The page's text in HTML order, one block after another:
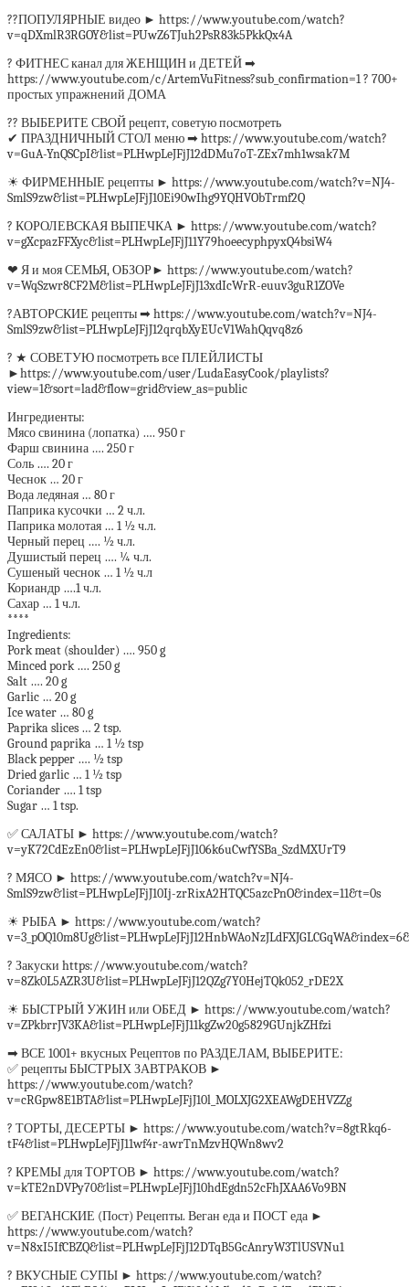
??ПОПУЛЯРНЫЕ видео ► https://www.youtube.com/watch?
v=qDXmlR3RGOY&list=PUwZ6TJuh2PsR83k5PkkQx4A
? ФИТНЕС канал для ЖЕНЩИН и ДЕТЕЙ ➡
https://www.youtube.com/c/ArtemVuFitness?sub_confirmation=1 ? 700+
простых упражнений ДОМА
?? ВЫБЕРИТЕ СВОЙ рецепт, советую посмотреть
✔ ПРАЗДНИЧНЫЙ СТОЛ меню ➡ https://www.youtube.com/watch?
v=GuA-YnQSCpI&list=PLHwpLeJFjJ12dDMu7oT-ZEx7mh1wsak7M
☀ ФИРМЕННЫЕ рецепты ► https://www.youtube.com/watch?v=NJ4-
SmlS9zw&list=PLHwpLeJFjJ10Ei90wIhg9YQHVObTrmf2Q
? КОРОЛЕВСКАЯ ВЫПЕЧКА ► https://www.youtube.com/watch?
v=gXcpazFFXyc&list=PLHwpLeJFjJ11Y79hoeecyphpyxQ4bsiW4
❤ Я и моя СЕМЬЯ, ОБЗОР► https://www.youtube.com/watch?
v=WqSzwr8CF2M&list=PLHwpLeJFjJ13xdIcWrR-euuv3guR1ZOVe
?АВТОРСКИЕ рецепты ➡ https://www.youtube.com/watch?v=NJ4-
SmlS9zw&list=PLHwpLeJFjJ12qrqbXyEUcV1WahQqvq8z6
? ★ СОВЕТУЮ посмотреть все ПЛЕЙЛИСТЫ
►https://www.youtube.com/user/LudaEasyCook/playlists?
view=1&sort=lad&flow=grid&view_as=public
Ингредиенты:
Мясо свинина (лопатка) …. 950 г
Фарш свинина …. 250 г
Соль …. 20 г
Чеснок … 20 г
Вода ледяная … 80 г
Паприка кусочки … 2 ч.л.
Паприка молотая … 1 ½ ч.л.
Черный перец …. ½ ч.л.
Душистый перец …. ¼ ч.л.
Сушеный чеснок … 1 ½ ч.л
Кориандр ….1 ч.л.
Сахар … 1 ч.л.
****
Ingredients:
Pork meat (shoulder) …. 950 g
Minced pork …. 250 g
Salt …. 20 g
Garlic … 20 g
Ice water … 80 g
Paprika slices … 2 tsp.
Ground paprika … 1 ½ tsp
Black pepper …. ½ tsp
Dried garlic … 1 ½ tsp
Coriander …. 1 tsp
Sugar … 1 tsp.
✅ САЛАТЫ ► https://www.youtube.com/watch?
v=yK72CdEzEn0&list=PLHwpLeJFjJ106k6uCwfYSBa_SzdMXUrT9
? МЯСО ► https://www.youtube.com/watch?v=NJ4-
SmlS9zw&list=PLHwpLeJFjJ10Ij-zrRixA2HTQC5azcPnO&index=11&t=0s
☀ РЫБА ► https://www.youtube.com/watch?
? Закуски https://www.youtube.com/watch?
v=8Zk0L5AZR3U&list=PLHwpLeJFjJ12QZg7Y0HejTQk052_rDE2X
☀ БЫСТРЫЙ УЖИН или ОБЕД ► https://www.youtube.com/watch?
v=ZPkbrrJV3KA&list=PLHwpLeJFjJ11kgZw20g5829GUnjkZHfzi
➡ ВСЕ 1001+ вкусных Рецептов по РАЗДЕЛАМ, ВЫБЕРИТЕ:
✅ рецепты БЫСТРЫХ ЗАВТРАКОВ ►
https://www.youtube.com/watch?
v=cRGpw8E1BTA&list=PLHwpLeJFjJ10l_MOLXJG2XEAWgDEHVZZg
? ТОРТЫ, ДЕСЕРТЫ ► https://www.youtube.com/watch?v=8gtRkq6-
tF4&list=PLHwpLeJFjJ11wf4r-awrTnMzvHQWn8wv2
? КРЕМЫ для ТОРТОВ ► https://www.youtube.com/watch?
v=kTE2nDVPy70&list=PLHwpLeJFjJ10hdEgdn52cFhJXAA6Vo9BN
✅ ВЕГАНСКИЕ (Пост) Рецепты. Веган еда и ПОСТ еда ►
https://www.youtube.com/watch?
v=N8xI5IfCBZQ&list=PLHwpLeJFjJ12DTqB5GcAnryW3TlUSVNu1
? ВКУСНЫЕ СУПЫ ► https://www.youtube.com/watch?